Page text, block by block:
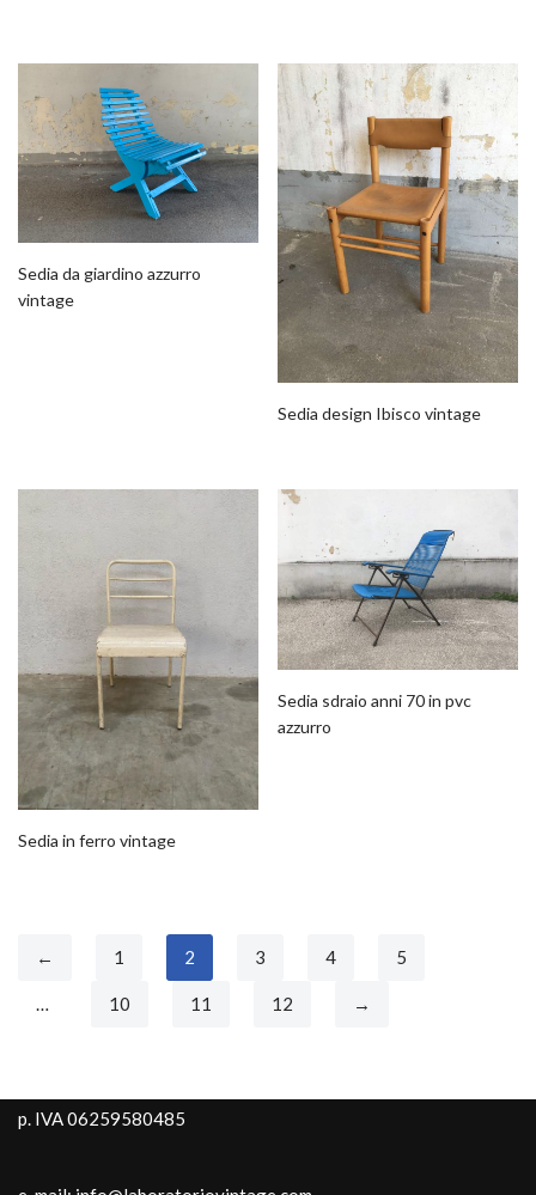
Sedia da giardino azzurro
vintage
Sedia design Ibisco vintage
Sedia in ferro vintage
Sedia sdraio anni 70 in pvc
azzurro
← 1 2 3 4 5
… 10 11 12 →
p. IVA 06259580485